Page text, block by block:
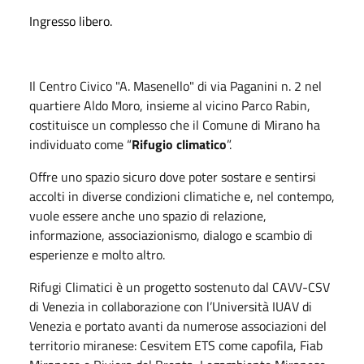
Ingresso libero.
Il Centro Civico "A. Masenello" di via Paganini n. 2 nel
quartiere Aldo Moro, insieme al vicino Parco Rabin,
costituisce un complesso che il Comune di Mirano ha
individuato come “Rifugio climatico”.
Offre uno spazio sicuro dove poter sostare e sentirsi
accolti in diverse condizioni climatiche e, nel contempo,
vuole essere anche uno spazio di relazione,
informazione, associazionismo, dialogo e scambio di
esperienze e molto altro.
Rifugi Climatici è un progetto sostenuto dal CAVV-CSV
di Venezia in collaborazione con l’Università IUAV di
Venezia e portato avanti da numerose associazioni del
territorio miranese: Cesvitem ETS come capofila, Fiab